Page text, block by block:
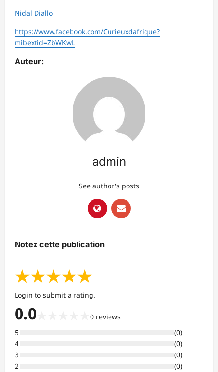
Nidal Diallo
https://www.facebook.com/Curieuxdafrique?
mibextid=ZbWKwL
Auteur:
admin
See author's posts
Notez cette publication
★★★★★
Login to submit a rating.
0.0 0 reviews
5
(0)
4
(0)
3
(0)
2
(0)